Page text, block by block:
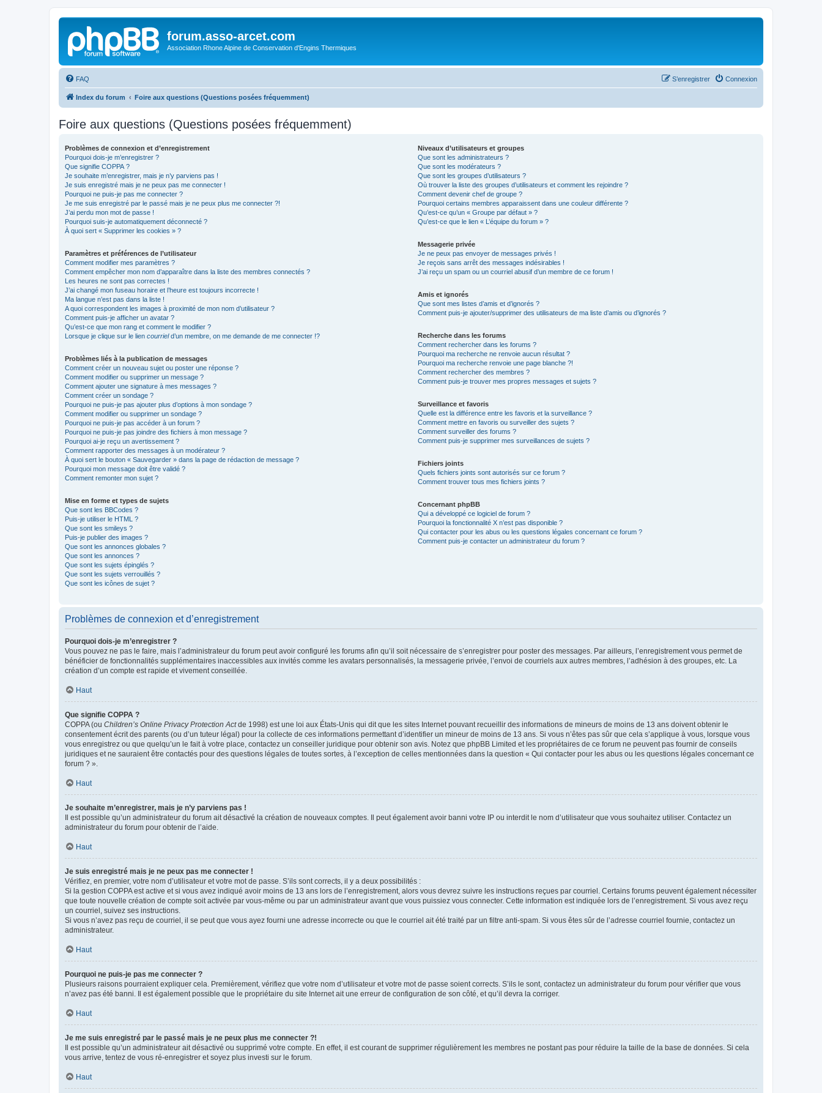
forum.asso-arcet.com
Association Rhone Alpine de Conservation d'Engins Thermiques
FAQ Connexion
S’enregistrer
Index du forum Foire aux questions (Questions posées fréquemment)
Foire aux questions (Questions posées fréquemment)
Problèmes de connexion et d’enregistrement
Pourquoi dois-je m’enregistrer ?
Que signifie COPPA ?
Je souhaite m’enregistrer, mais je n’y parviens pas !
Je suis enregistré mais je ne peux pas me connecter !
Pourquoi ne puis-je pas me connecter ?
Je me suis enregistré par le passé mais je ne peux plus me connecter ?!
J’ai perdu mon mot de passe !
Pourquoi suis-je automatiquement déconnecté ?
À quoi sert « Supprimer les cookies » ?
Paramètres et préférences de l’utilisateur
Comment modifier mes paramètres ?
Comment empêcher mon nom d’apparaître dans la liste des membres connectés ?
Les heures ne sont pas correctes !
J’ai changé mon fuseau horaire et l’heure est toujours incorrecte !
Ma langue n’est pas dans la liste !
A quoi correspondent les images à proximité de mon nom d’utilisateur ?
Comment puis-je afficher un avatar ?
Qu’est-ce que mon rang et comment le modifier ?
Lorsque je clique sur le lien courrield’un membre, on me demande de me connecter !?
Problèmes liés à la publication de messages
Comment créer un nouveau sujet ou poster une réponse ?
Comment modifier ou supprimer un message ?
Comment ajouter une signature à mes messages ?
Comment créer un sondage ?
Pourquoi ne puis-je pas ajouter plus d’options à mon sondage ?
Comment modifier ou supprimer un sondage ?
Pourquoi ne puis-je pas accéder à un forum ?
Pourquoi ne puis-je pas joindre des fichiers à mon message ?
Pourquoi ai-je reçu un avertissement ?
Comment rapporter des messages à un modérateur ?
À quoi sert le bouton « Sauvegarder » dans la page de rédaction de message ?
Pourquoi mon message doit être validé ?
Comment remonter mon sujet ?
Mise en forme et types de sujets
Que sont les BBCodes ?
Puis-je utiliser le HTML ?
Que sont les smileys ?
Puis-je publier des images ?
Que sont les annonces globales ?
Que sont les annonces ?
Que sont les sujets épinglés ?
Que sont les sujets verrouillés ?
Que sont les icônes de sujet ?
Niveaux d’utilisateurs et groupes
Que sont les administrateurs ?
Que sont les modérateurs ?
Que sont les groupes d’utilisateurs ?
Où trouver la liste des groupes d’utilisateurs et comment les rejoindre ?
Comment devenir chef de groupe ?
Pourquoi certains membres apparaissent dans une couleur différente ?
Qu’est-ce qu’un « Groupe par défaut » ?
Qu’est-ce que le lien « L’équipe du forum » ?
Messagerie privée
Je ne peux pas envoyer de messages privés !
Je reçois sans arrêt des messages indésirables !
J’ai reçu un spam ou un courriel abusif d’un membre de ce forum !
Amis et ignorés
Que sont mes listes d’amis et d’ignorés ?
Comment puis-je ajouter/supprimer des utilisateurs de ma liste d’amis ou d’ignorés ?
Recherche dans les forums
Comment rechercher dans les forums ?
Pourquoi ma recherche ne renvoie aucun résultat ?
Pourquoi ma recherche renvoie une page blanche ?!
Comment rechercher des membres ?
Comment puis-je trouver mes propres messages et sujets ?
Surveillance et favoris
Quelle est la différence entre les favoris et la surveillance ?
Comment mettre en favoris ou surveiller des sujets ?
Comment surveiller des forums ?
Comment puis-je supprimer mes surveillances de sujets ?
Fichiers joints
Quels fichiers joints sont autorisés sur ce forum ?
Comment trouver tous mes fichiers joints ?
Concernant phpBB
Qui a développé ce logiciel de forum ?
Pourquoi la fonctionnalité X n’est pas disponible ?
Qui contacter pour les abus ou les questions légales concernant ce forum ?
Comment puis-je contacter un administrateur du forum ?
Problèmes de connexion et d’enregistrement
Pourquoi dois-je m’enregistrer ?
Vous pouvez ne pas le faire, mais l’administrateur du forum peut avoir configuré les forums afin qu’il soit nécessaire de s’enregistrer pour poster des messages. Par ailleurs, l’enregistrement vous permet de
bénéficier de fonctionnalités supplémentaires inaccessibles aux invités comme les avatars personnalisés, la messagerie privée, l’envoi de courriels aux autres membres, l’adhésion à des groupes, etc. La
création d’un compte est rapide et vivement conseillée.
Haut
Que signifie COPPA ?
COPPA (ou Children’s Online Privacy Protection Actde 1998) est une loi aux États-Unis qui dit que les sites Internet pouvant recueillir des informations de mineurs de moins de 13 ans doivent obtenir le
consentement écrit des parents (ou d’un tuteur légal) pour la collecte de ces informations permettant d’identifier un mineur de moins de 13 ans. Si vous n’êtes pas sûr que cela s’applique à vous, lorsque vous
vous enregistrez ou que quelqu’un le fait à votre place, contactez un conseiller juridique pour obtenir son avis. Notez que phpBB Limited et les propriétaires de ce forum ne peuvent pas fournir de conseils
juridiques et ne sauraient être contactés pour des questions légales de toutes sortes, à l’exception de celles mentionnées dans la question « Qui contacter pour les abus ou les questions légales concernant ce
forum ? ».
Haut
Je souhaite m’enregistrer, mais je n’y parviens pas !
Il est possible qu’un administrateur du forum ait désactivé la création de nouveaux comptes. Il peut également avoir banni votre IP ou interdit le nom d’utilisateur que vous souhaitez utiliser. Contactez un
administrateur du forum pour obtenir de l’aide.
Haut
Je suis enregistré mais je ne peux pas me connecter !
Vérifiez, en premier, votre nom d’utilisateur et votre mot de passe. S’ils sont corrects, il y a deux possibilités :
Si la gestion COPPA est active et si vous avez indiqué avoir moins de 13 ans lors de l’enregistrement, alors vous devrez suivre les instructions reçues par courriel. Certains forums peuvent également nécessiter
que toute nouvelle création de compte soit activée par vous-même ou par un administrateur avant que vous puissiez vous connecter. Cette information est indiquée lors de l’enregistrement. Si vous avez reçu
un courriel, suivez ses instructions.
Si vous n’avez pas reçu de courriel, il se peut que vous ayez fourni une adresse incorrecte ou que le courriel ait été traité par un filtre anti-spam. Si vous êtes sûr de l’adresse courriel fournie, contactez un
administrateur.
Haut
Pourquoi ne puis-je pas me connecter ?
Plusieurs raisons pourraient expliquer cela. Premièrement, vérifiez que votre nom d’utilisateur et votre mot de passe soient corrects. S’ils le sont, contactez un administrateur du forum pour vérifier que vous
n’avez pas été banni. Il est également possible que le propriétaire du site Internet ait une erreur de configuration de son côté, et qu’il devra la corriger.
Haut
Je me suis enregistré par le passé mais je ne peux plus me connecter ?!
Il est possible qu’un administrateur ait désactivé ou supprimé votre compte. En effet, il est courant de supprimer régulièrement les membres ne postant pas pour réduire la taille de la base de données. Si cela
vous arrive, tentez de vous ré-enregistrer et soyez plus investi sur le forum.
Haut